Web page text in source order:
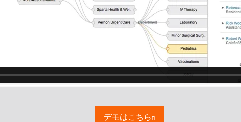
デモはこちら